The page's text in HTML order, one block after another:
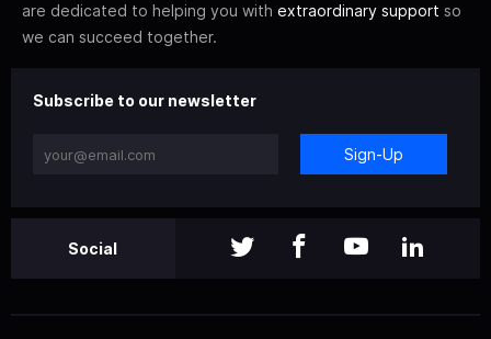
are dedicated to helping you with extraordinary support so
we can succeed together.
Subscribe to our newsletter
Sign-Up
Social